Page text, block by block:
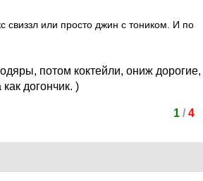
свиззл или просто джин с тоником. И по
потом коктейли, ониж дорогие,
догончик. )
1/ 4